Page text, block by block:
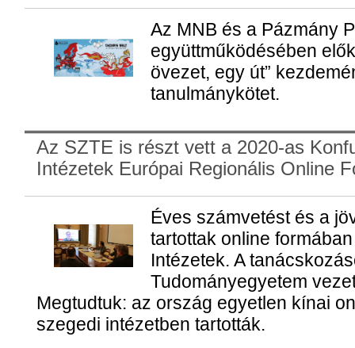
Az MNB és a Pázmány
együttműködésében
övezet, egy út”
tanulmánykötet.
Az SZTE is részt vett a 2020-as
Intézetek Európai Regionális Online
Éves számvetést és a
tartottak online
Intézetek. A
Tudományegyetem
Megtudtuk: az ország egyetlen kínai
szegedi intézetben tartották.